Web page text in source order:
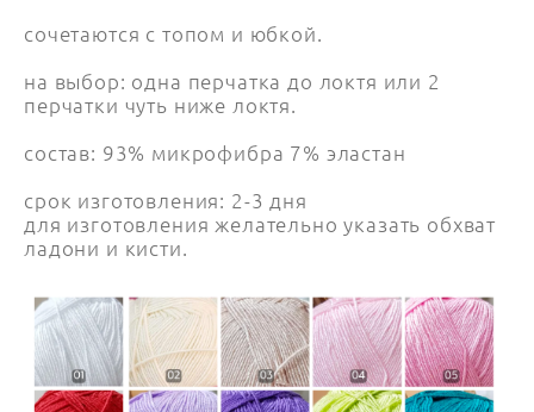
сочетаются с топом и юбкой.
на выбор: одна перчатка до локтя или 2
перчатки чуть ниже локтя.
состав: 93% микрофибра 7% эластан
срок изготовления: 2-3 дня
для изготовления желательно указать обхват
ладони и кисти.